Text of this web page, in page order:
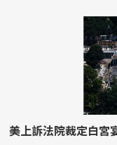
美上訴法院裁定白宮